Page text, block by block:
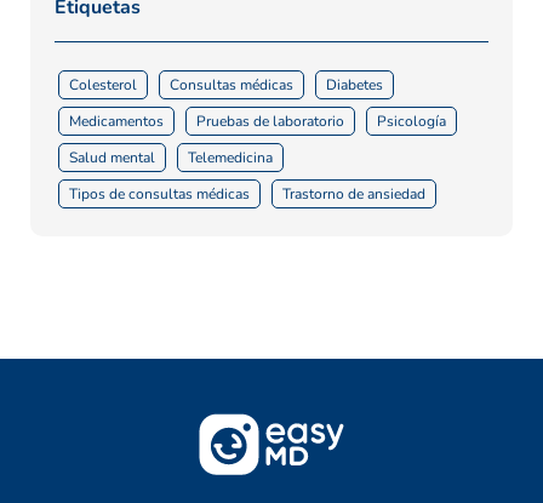
Etiquetas
Colesterol Consultas médicas
Diabetes
Medicamentos
Pruebas de laboratorio
Psicología
Salud mental
Telemedicina
Tipos de consultas médicas
Trastorno de ansiedad